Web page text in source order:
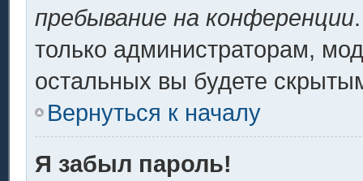
пребывание на конференции
только администраторам,
остальных вы будете
Вернуться к началу
Я забыл пароль!